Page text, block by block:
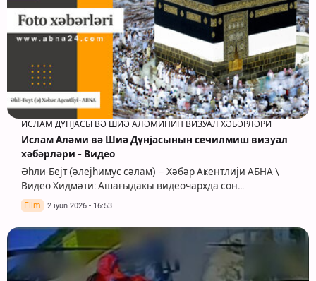
ИСЛАМ ДҮНЈАСЫ ВӘ ШИӘ АЛӘМИНИН ВИЗУАЛ ХӘБӘРЛӘРИ
Ислам Аләми вә Шиә Дүнјасынын сечилмиш визуал
хәбәрләри - Видео
Әһли-Бејт (әлејһимус сәлам) – Хәбәр Аҝентлији АБНА \
Видео Хидмәти: Ашағыдакы видеочархда сон…
Film 2 iyun 2026 - 16:53